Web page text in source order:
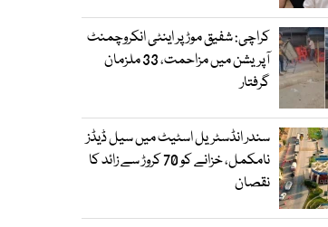
کراچی: شفیق موڑ پر اینٹی انکروچمنٹ
آپریشن میں مزاحمت، 33 ملزمان
گرفتار
سندر انڈسٹریل اسٹیٹ میں سیل ڈیڈز
نامکمل، خزانے کو 70 کروڑ سے زائد کا
نقصان